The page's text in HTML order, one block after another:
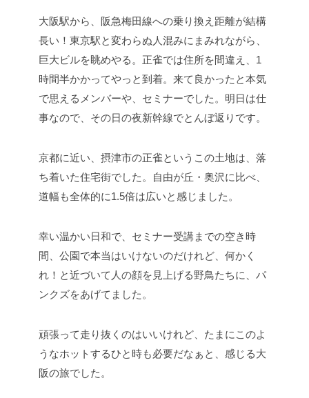
大阪駅から、阪急梅田線への乗り換え距離が結構
長い！東京駅と変わらぬ人混みにまみれながら、
巨大ビルを眺めやる。正雀では住所を間違え、1
時間半かかってやっと到着。来て良かったと本気
で思えるメンバーや、セミナーでした。明日は仕
事なので、その日の夜新幹線でとんぼ返りです。
京都に近い、摂津市の正雀というこの土地は、落
ち着いた住宅街でした。自由が丘・奥沢に比べ、
道幅も全体的に1.5倍は広いと感じました。
幸い温かい日和で、セミナー受講までの空き時
間、公園で本当はいけないのだけれど、何かく
れ！と近づいて人の顔を見上げる野鳥たちに、パ
ンクズをあげてました。
頑張って走り抜くのはいいけれど、たまにこのよ
うなホットするひと時も必要だなぁと、感じる大
阪の旅でした。